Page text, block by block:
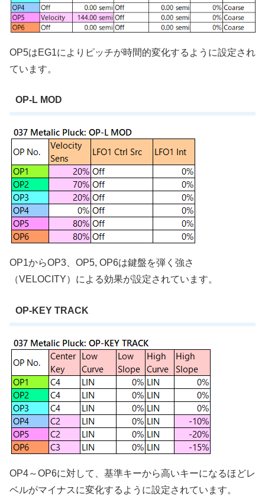
OP5はEG1によりピッチが時間的変化するように設定され
ています。
OP-L MOD
OP1からOP3、OP5, OP6は鍵盤を弾く強さ
（VELOCITY）による効果が設定されています。
OP-KEY TRACK
OP4～OP6に対して、基準キーから高いキーになるほどレ
ベルがマイナスに変化するように設定されています。